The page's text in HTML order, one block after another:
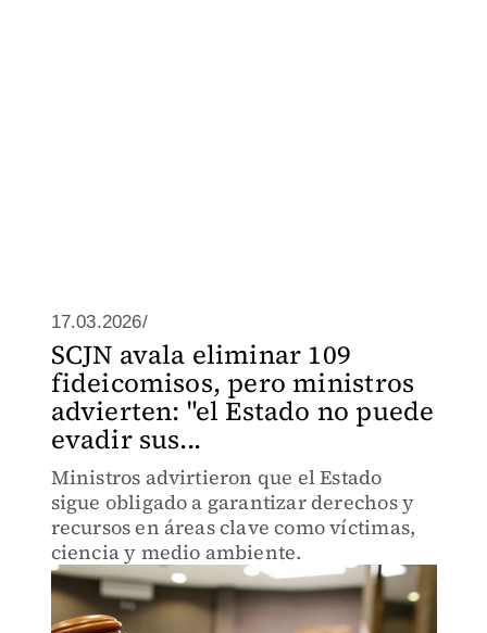
17.03.2026/
SCJN avala eliminar 109
fideicomisos, pero ministros
advierten: "el Estado no puede
evadir sus...
Ministros advirtieron que el Estado
sigue obligado a garantizar derechos y
recursos en áreas clave como víctimas,
ciencia y medio ambiente.